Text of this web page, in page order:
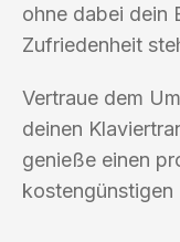
ohne dabei dein
Zufriedenheit
Vertraue dem
deinen
genieße einen
kostengünstigen